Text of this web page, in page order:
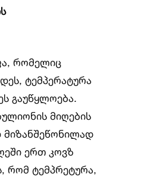
რომელიც
ტემპერატურა
გაუწყლოება.
მიღების
მიზანშეწონილად
ერთ კოვზ
რომ ტემპრეტურა,